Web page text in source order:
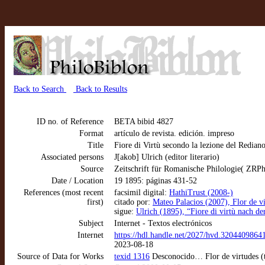
Back to Search Back to Results
ID no. of Reference
BETA bibid 4827
Format
artículo de revista. edición. impreso
Title
Fiore di Virtù secondo la lezione del
Associated persons
J[akob] Ulrich (editor literario)
Source
Zeitschrift für Romanische Philologie(
Date / Location
19 1895: páginas 431-52
References (most recent
first)
facsimil digital: HathiTrust (2008-)
citado por: Mateo Palacios (2007), Flor de
sigue: Ulrich (1895), “Fiore di virtù nach
Subject
Internet - Textos electrónicos
Internet
https://hdl.handle.net/2027/
2023-08-18
Source of Data for Works
texid 1316 Desconocido… Flor de virtudes